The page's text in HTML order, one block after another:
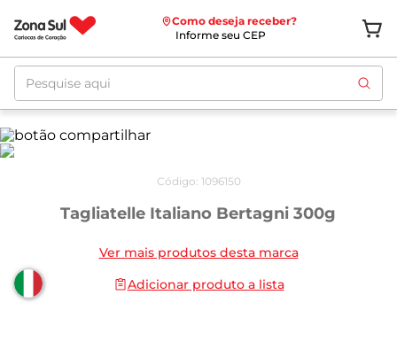
Como deseja receber?
Informe seu CEP
Pesquise aqui
Código: 1096150
Tagliatelle Italiano Bertagni 300g
Ver mais produtos desta marca
Adicionar produto a lista